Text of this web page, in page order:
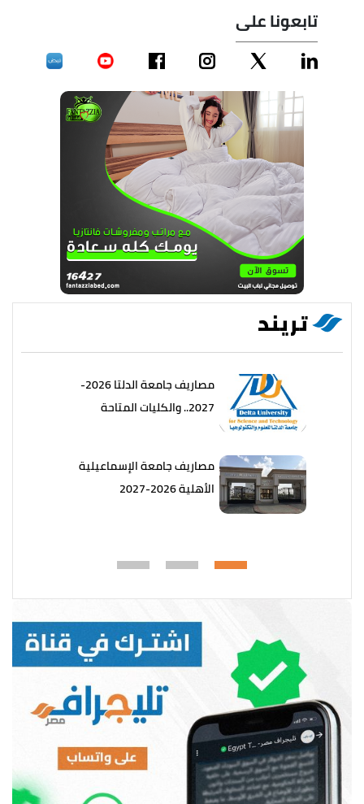
تابعونا على
تريند
مصاريف جامعة الدلتا 2026-
2027.. والكليات المتاحة
مصاريف جامعة الإسماعيلية
الأهلية 2026-2027